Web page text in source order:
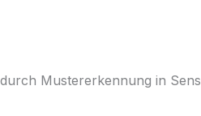
Mustererkennung in